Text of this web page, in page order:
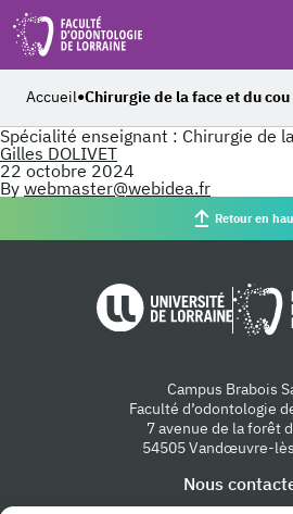
Accueil●Chirurgie de la face et du cou
Spécialité enseignant : Chirurgie de
Gilles DOLIVET
22 octobre 2024
By webmaster@webidea.fr
Retour en
Campus Brabois
Faculté d’odontologie
7 avenue de la forêt
54505 Vandœuvre-
Nous